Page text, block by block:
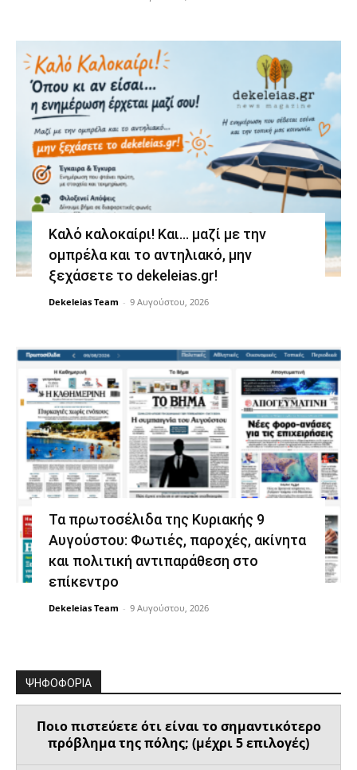
Καλό καλοκαίρι! Και… μαζί με την
ομπρέλα και το αντηλιακό, μην
ξεχάσετε το dekeleias.gr!
Dekeleias Team - 9 Αυγούστου, 2026
Τα πρωτοσέλιδα της Κυριακής 9
Αυγούστου: Φωτιές, παροχές, ακίνητα
και πολιτική αντιπαράθεση στο
επίκεντρο
Dekeleias Team - 9 Αυγούστου, 2026
ΨΗΦΟΦΟΡΙΑ
Ποιο πιστεύετε ότι είναι το σημαντικότερο
πρόβλημα της πόλης; (μέχρι 5 επιλογές)